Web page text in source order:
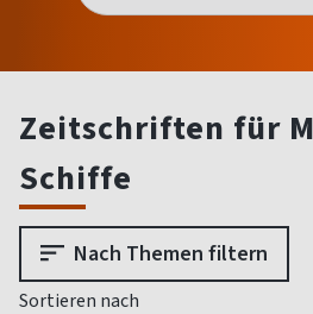
Zeitschriften für
Schiffe
Nach Themen filtern
Sortieren nach